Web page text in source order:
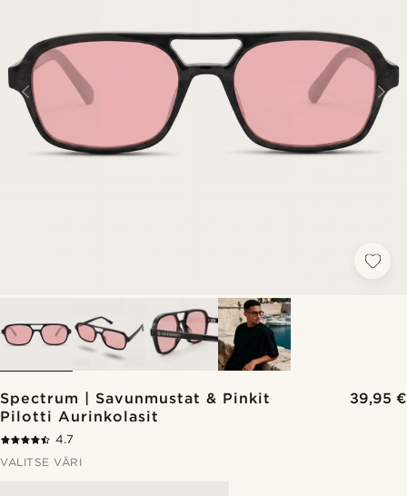
Spectrum | Savunmustat & Pinkit
Pilotti Aurinkolasit
39,95 €
4.7
VALITSE VÄRI